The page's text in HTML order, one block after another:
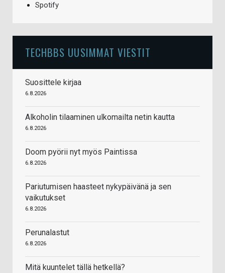
Spotify
TECHBBS UUSIMMAT VIESTIT
Suosittele kirjaa
6.8.2026
Alkoholin tilaaminen ulkomailta netin kautta
6.8.2026
Doom pyörii nyt myös Paintissa
6.8.2026
Pariutumisen haasteet nykypäivänä ja sen
vaikutukset
6.8.2026
Perunalastut
6.8.2026
Mitä kuuntelet tällä hetkellä?